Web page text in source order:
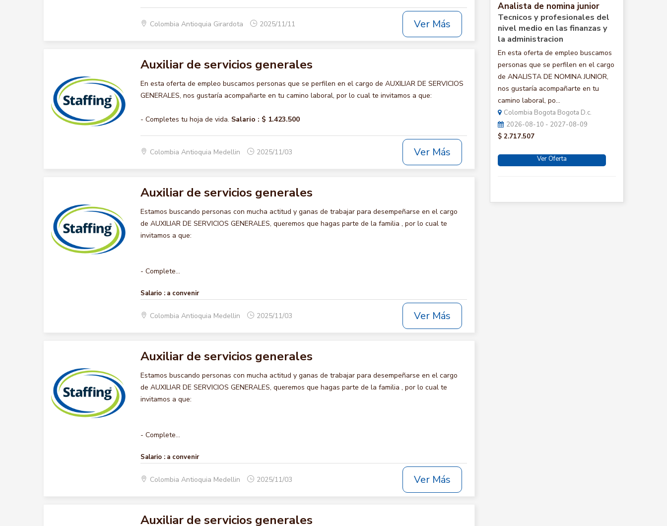
Colombia Antioquia Girardota 2025/11/11 Ver Más
Auxiliar de servicios generales
En esta oferta de empleo buscamos personas que se perfilen en el cargo de AUXILIAR DE SERVICIOS
GENERALES, nos gustaría acompañarte en tu camino laboral, por lo cual te invitamos a que:
- Completes tu hoja de vida. Salario : $ 1.423.500
Colombia Antioquia Medellin 2025/11/03 Ver Más
Auxiliar de servicios generales
Estamos buscando personas con mucha actitud y ganas de trabajar para desempeñarse en el cargo
de AUXILIAR DE SERVICIOS GENERALES, queremos que hagas parte de la familia , por lo cual te
invitamos a que:
- Complete...
Salario : a convenir
Colombia Antioquia Medellin 2025/11/03 Ver Más
Auxiliar de servicios generales
Estamos buscando personas con mucha actitud y ganas de trabajar para desempeñarse en el cargo
de AUXILIAR DE SERVICIOS GENERALES, queremos que hagas parte de la familia , por lo cual te
invitamos a que:
- Complete...
Salario : a convenir
Colombia Antioquia Medellin 2025/11/03 Ver Más
Auxiliar de servicios generales
Analista de nomina junior
Tecnicos y profesionales del
nivel medio en las finanzas y
la administracion
En esta oferta de empleo buscamos
personas que se perfilen en el cargo
de ANALISTA DE NOMINA JUNIOR,
nos gustaría acompañarte en tu
camino laboral, po...
Colombia Bogota Bogota D.c.
2026-08-10 - 2027-08-09
$ 2.717.507
Ver Oferta